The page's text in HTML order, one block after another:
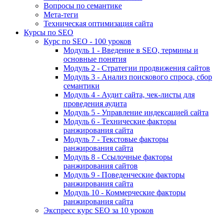
Вопросы по семантике
Мета-теги
Техническая оптимизация сайта
Курсы по SEO
Курс по SEO - 100 уроков
Модуль 1 - Введение в SEO, термины и
основные понятия
Модуль 2 - Стратегии продвижения сайтов
Модуль 3 - Анализ поискового спроса, сбор
семантики
Модуль 4 - Аудит сайта, чек-листы для
проведения аудита
Модуль 5 - Управление индексацией сайта
Модуль 6 - Технические факторы
ранжирования сайта
Модуль 7 - Текстовые факторы
ранжирования сайта
Модуль 8 - Ссылочные факторы
ранжирования сайтов
Модуль 9 - Поведенческие факторы
ранжирования сайта
Модуль 10 - Коммерческие факторы
ранжирования сайта
Экспресс курс SEO за 10 уроков